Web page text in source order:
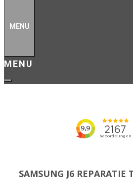
MENU
SAMSUNG J6 REPARATIE